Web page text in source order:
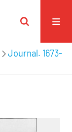
Journal. 1673-